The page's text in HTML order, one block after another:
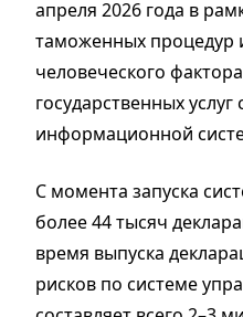
апреля 2026 года в
таможенных процедур
человеческого
государственных услуг
информационной
С момента запуска
более 44 тысяч
время выпуска
рисков по системе